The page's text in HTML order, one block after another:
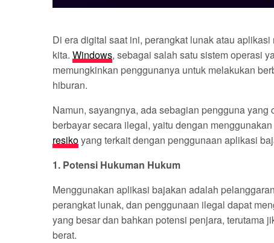
Di era digital saat ini, perangkat lunak atau
kita.Windows, sebagai salah satu sistem operasi
memungkinkan penggunanya untuk melakukan
hiburan.
Namun, sayangnya, ada sebagian pengguna
berbayar secara ilegal, yaitu dengan
resikoyang terkait dengan penggunaan aplikasi
1. Potensi Hukuman Hukum
Menggunakan aplikasi bajakan adalah
perangkat lunak, dan penggunaan ilegal dapat
yang besar dan bahkan potensi penjara, terutama
berat.